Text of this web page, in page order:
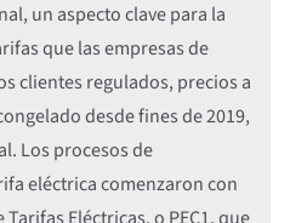
un aspecto clave para la
que las empresas de
clientes regulados, precios a
desde fines de 2019,
Los procesos de
eléctrica comenzaron con